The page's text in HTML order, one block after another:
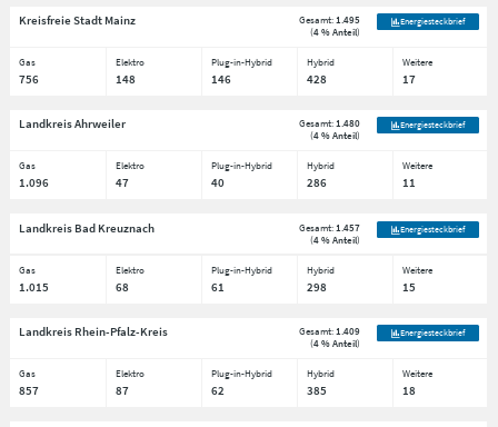
Kreisfreie Stadt Mainz Gesamt: 1.495
(4 % Anteil)
Energiesteckbrief
Gas Elektro Plug-in-Hybrid Hybrid Weitere
756 148 146 428 17
Landkreis Ahrweiler Gesamt:1.480
(4 % Anteil)
Energiesteckbrief
Gas Elektro Plug-in-Hybrid Hybrid Weitere
1.096 47 40 286 11
Landkreis Bad Kreuznach Gesamt: 1.457
(4 % Anteil)
Energiesteckbrief
Gas Elektro Plug-in-Hybrid Hybrid Weitere
1.015 68 61 298 15
Landkreis Rhein-Pfalz-Kreis Gesamt: 1.409
(4 % Anteil)
Energiesteckbrief
Gas Elektro Plug-in-Hybrid Hybrid Weitere
857 87 62 385 18